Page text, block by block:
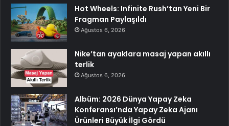
Hot Wheels: Infinite Rush’tan Yeni Bir
Fragman Paylaşıldı
Ağustos 6, 2026
Nike’tan ayaklara masaj yapan akıllı
terlik
Ağustos 6, 2026
Albüm: 2026 Dünya Yapay Zeka
Konferansı’nda Yapay Zeka Ajanı
Ürünleri Büyük İlgi Gördü